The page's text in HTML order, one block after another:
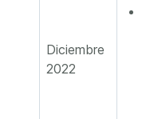
Diciembre
2022